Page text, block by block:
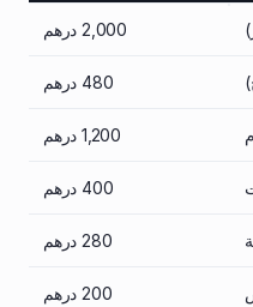
2,000 درهم
480 درهم
1,200 درهم
400 درهم
280 درهم
200 درهم